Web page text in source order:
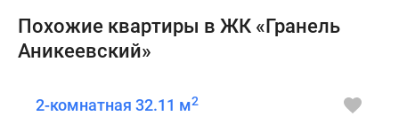
Похожие квартиры в ЖК «Гранель
Аникеевский»
2-комнатная 32.11 м2